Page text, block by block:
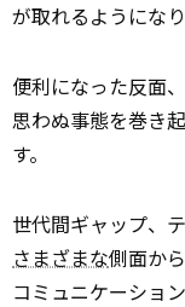
が取れるようになり
便利になった反面
思わぬ事態を巻き
す。
世代間ギャップ、
さまざまな側面か
コミュニケーショ